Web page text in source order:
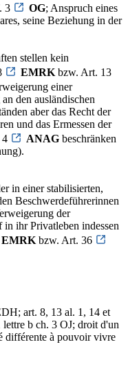
3 OG; Anspruch eines
seine Beziehung in der
stellen kein
EMRK bzw. Art. 13
einer
den ausländischen
aber das Recht der
und das Ermessen der
4
ANAG beschränken
in einer stabilisierten,
Beschwerdeführerinnen
der
ihr Privatleben indessen
EMRK bzw. Art. 36
art. 8, 13 al. 1, 14 et
b ch. 3 OJ; droit d'un
différente à pouvoir vivre